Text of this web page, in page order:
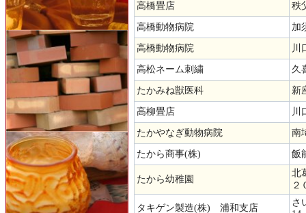
高橋畳店 秩
高橋動物病院 加
高橋動物病院 川
高松ネーム刺繍 久
たかみね獣医科 新
高柳畳店 川
たかやなぎ動物病院 南
たから商事(株) 飯
たから幼稚園
北
２
タキゲン製造(株) 浦和支店
さ